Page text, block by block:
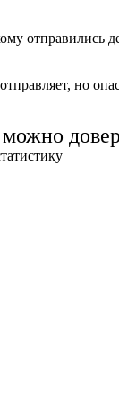
отправились
но